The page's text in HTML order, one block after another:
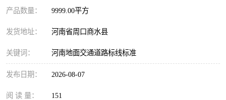
产品数量： 9999.00平方
发货地址： 河南省周口商水县
关键词： 河南地面交通道路标线标准
发布日期： 2026-08-07
阅 读 量： 151